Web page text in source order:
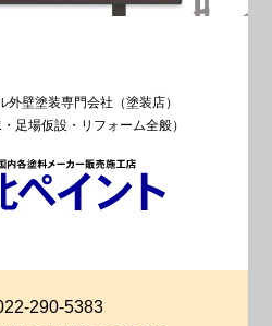
外壁塗装専門会社（塗装店）
足場仮設・リフォーム全般）
290-5383